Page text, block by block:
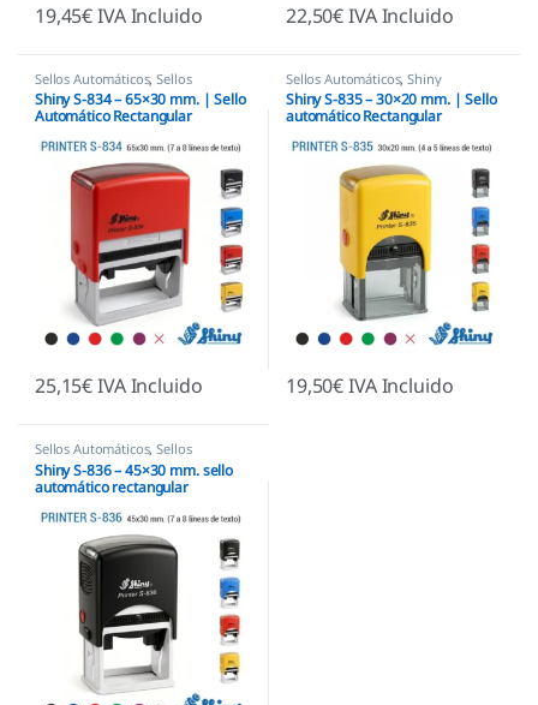
19,45€IVA Incluido 22,50€IVA Incluido
Sellos Automáticos,Sellos
empresas,Shiny
Shiny S-834 – 65×30 mm. | Sello
Automático Rectangular
25,15€IVA Incluido
Sellos Automáticos,Shiny
Shiny S-835 – 30×20 mm. | Sello
automático Rectangular
19,50€IVA Incluido
Sellos Automáticos,Sellos
empresas,Shiny
Shiny S-836 – 45×30 mm. sello
automático rectangular